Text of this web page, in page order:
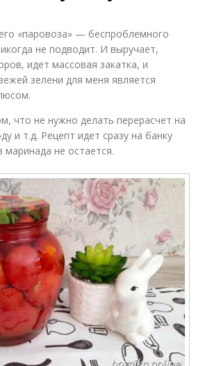
в
помидор
зиму
Вкусные помидоры
Помидор для
человека
Розовый помидор
«паровоза» — беспроблемного
не подводит. И выручает,
идет массовая закатка, и
зелени для меня является
что не нужно делать перерасчет на
и т.д. Рецепт идет сразу на банку
маринада не остается.